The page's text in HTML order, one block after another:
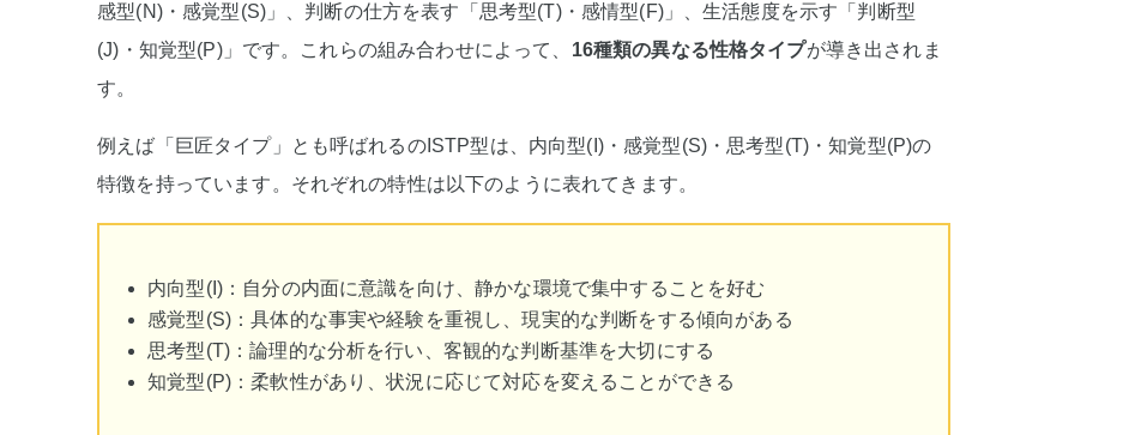
感型(N)・感覚型(S)」、判断の仕方を表す「思考型(T)・感情型(F)」、生活態度を示す「判断型
(J)・知覚型(P)」です。これらの組み合わせによって、 16種類の異なる性格タイプが導き出されま
す。
例えば「巨匠タイプ」とも呼ばれるのISTP型は、内向型(I)・感覚型(S)・思考型(T)・知覚型(P)の
特徴を持っています。それぞれの特性は以下のように表れてきます。
内向型(I)：自分の内面に意識を向け、静かな環境で集中することを好む
感覚型(S)：具体的な事実や経験を重視し、現実的な判断をする傾向がある
思考型(T)：論理的な分析を行い、客観的な判断基準を大切にする
知覚型(P)：柔軟性があり、状況に応じて対応を変えることができる